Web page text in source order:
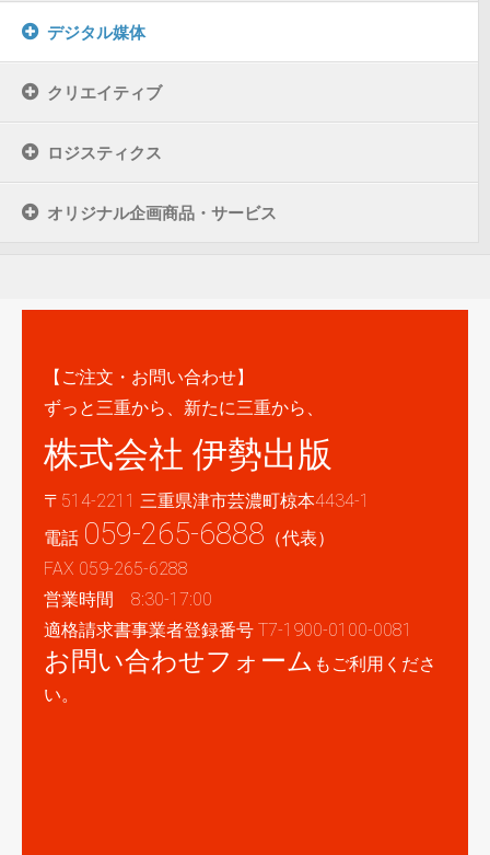
デジタル媒体
クリエイティブ
ロジスティクス
オリジナル企画商品・サービス
【ご注文・お問い合わせ】
ずっと三重から、新たに三重から、
株式会社 伊勢出版
〒514-2211 三重県津市芸濃町椋本4434-1
電話 059-265-6888 （代表）
FAX 059-265-6288
営業時間 8:30-17:00
適格請求書事業者登録番号 T7-1900-0100-0081
お問い合わせフォーム もご利用くださ
い。